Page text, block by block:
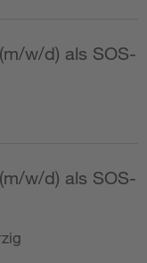
w/d) als SOS-
w/d) als SOS-